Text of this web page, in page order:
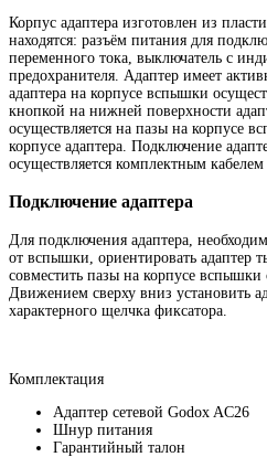
Корпус адаптера изготовлен из
находятся: разъём питания для
переменного тока, выключатель с
предохранителя. Адаптер имеет
адаптера на корпусе вспышки
кнопкой на нижней поверхности
осуществляется на пазы на корпусе
корпусе адаптера. Подключение
осуществляется комплектным
Подключение адаптера
Для подключения адаптера,
от вспышки, ориентировать адаптер
совместить пазы на корпусе вспышки
Движением сверху вниз установить
характерного щелчка фиксатора.
Комплектация
Адаптер сетевой Godox AC26
Шнур питания
Гарантийный талон